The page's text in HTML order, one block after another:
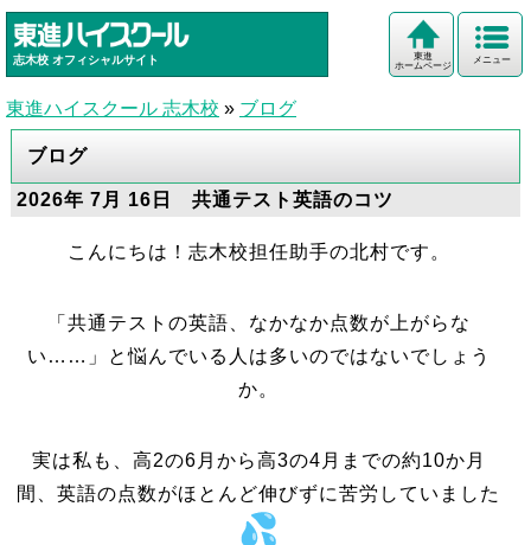
志木校 オフィシャルサイト メニュー
東進
ホームページ
東進ハイスクール 志木校 » ブログ
ブログ
2026年 7月 16日 共通テスト英語のコツ
こんにちは！志木校担任助手の北村です。
「共通テストの英語、なかなか点数が上がらな
い……」と悩んでいる人は多いのではないでしょう
か。
実は私も、高2の6月から高3の4月までの約10か月
間、英語の点数がほとんど伸びずに苦労していました